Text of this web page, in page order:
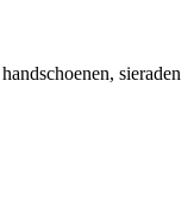
sieraden